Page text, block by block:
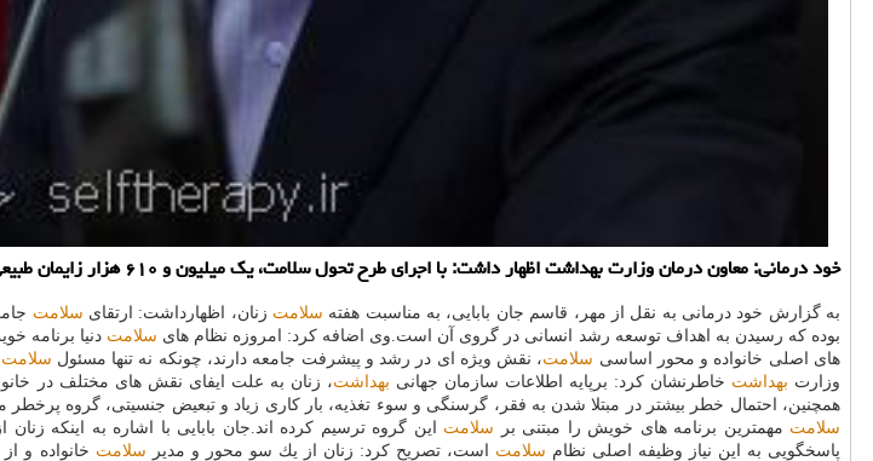
خود درمانی: معاون درمان وزارت بهداشت اظهار داشت: با اجرای طرح تحول سلامت، یك میلیون و ۶۱۰ هزار زایمان طبیعی مجانی در سراسر كشور انجام شده و آمار سزارین به میزان ۶.۵ درصد كاهش یافته است.
به گزارش خود درمانی به نقل از مهر، قاسم جان بابایی، به مناسبت هفته سلامت زنان، اظهارداشت: ارتقای سلامت
بوده كه رسیدن به اهداف توسعه رشد انسانی در گروی آن است.وی اضافه كرد: امروزه نظام های سلامت دنیا برنامه
های اصلی خانواده و محور اساسی سلامت، نقش ویژه ای در رشد و پیشرفت جامعه دارند، چونكه نه تنها مسئول سلامت
وزارت بهداشت خاطرنشان كرد: برپایه اطلاعات سازمان جهانی بهداشت، زنان به علت ایفای نقش های مختلف در
همچنین، احتمال خطر بیشتر در مبتلا شدن به فقر، گرسنگی و سوء تغذیه، بار كاری زیاد و تبعیض جنسیتی، گروه
سلامت مهمترین برنامه های خویش را مبتنی بر سلامت این گروه ترسیم كرده اند.جان بابایی با اشاره به اینكه
پاسخگویی به این نیاز وظیفه اصلی نظام سلامت است، تصریح كرد: زنان از یك سو محور و مدیر سلامت خانواده و